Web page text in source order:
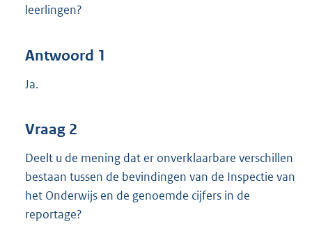
leerlingen?
Antwoord 1
Ja.
Vraag 2
Deelt u de mening dat er onverklaarbare verschillen
bestaan tussen de bevindingen van de Inspectie van
het Onderwijs en de genoemde cijfers in de
reportage?